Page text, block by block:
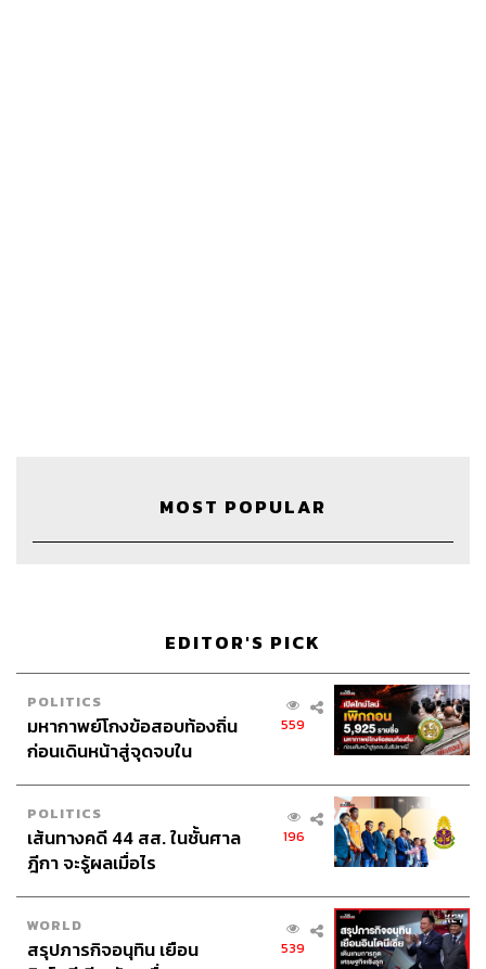
Credits
ปวริศา ตั้งตุลานนท์
Content Creator
ชาคร เพชรฉาย, ศรัณย์พร ศรไพศาล
Video Editorวุฒิชัย ถิระบัญชาศักดิ์
Sound Designer & Engineer
Sound Recording Engineerขจีพรรณ วิจิตรรัตน์
Assistant
Graphic Designerธนิดา โตวิวัฒน์
MOST POPULAR
EDITOR'S PICK
POLITICS
มหากาพย์โกงข้อสอบท้องถิ่น
ก่อนเดินหน้าสู่จุดจบใน
559
POLITICS
เส้นทางคดี 44 สส. ในชั้นศาล
ฎีกา จะรู้ผลเมื่อไร
196
WORLD
สรุปภารกิจอนุทิน เยือน
539